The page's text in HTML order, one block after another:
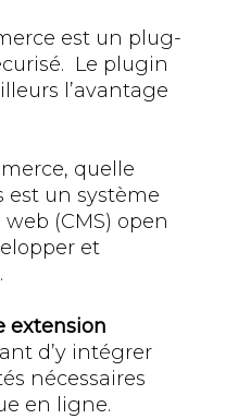
est un plug-
Le plugin
l’avantage
quelle
est un système
(CMS) open
et
extension
d’y intégrer
nécessaires
en ligne.